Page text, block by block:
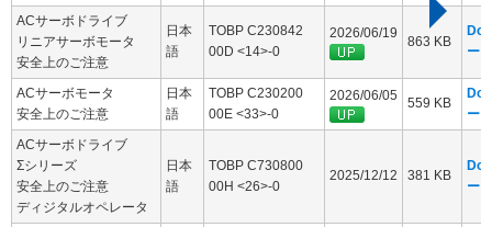
ACサーボドライブ
リニアサーボモータ
安全上のご注意
日本
語
TOBP C230842
00D <14>-0
2026/06/19
863 KB
ージ
ACサーボモータ
安全上のご注意
日本
語
TOBP C230200
00E <33>-0
2026/06/05 559 KB
ージ
ACサーボドライブ
Σシリーズ
安全上のご注意
ディジタルオペレータ
日本
語
TOBP C730800
00H <26>-0
2025/12/12 381 KB
ージ